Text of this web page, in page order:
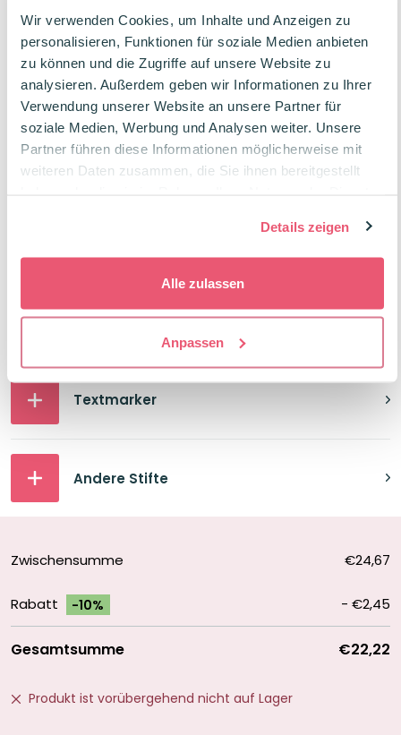
Wir verwenden Cookies, um Inhalte und Anzeigen zu
personalisieren, Funktionen für soziale Medien anbieten
zu können und die Zugriffe auf unsere Website zu
analysieren. Außerdem geben wir Informationen zu Ihrer
Verwendung unserer Website an unsere Partner für
soziale Medien, Werbung und Analysen weiter. Unsere
Partner führen diese Informationen möglicherweise mit
weiteren Daten zusammen, die Sie ihnen bereitgestellt
Details zeigen
Alle zulassen
Anpassen
STABILO Pen 68 Premium-Filzstift
Einzelstift schlammgrün
0,99€
STABILO Pen 68 Premium-Filzstift
Einzelstift hellgrau
0,99€
Einzelstift schwarz
Textmarker
Andere Stifte
Zwischensumme €24,67
Rabatt -10% - €2,45
Gesamtsumme €22,22
Produkt ist vorübergehend nicht auf Lager